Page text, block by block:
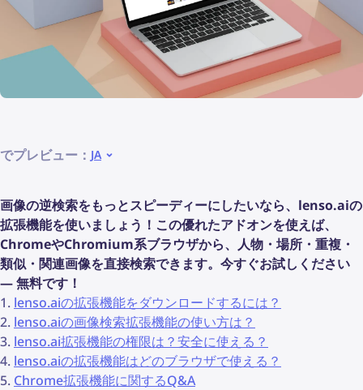
でプレビュー： JA
画像の逆検索をもっとスピーディーにしたいなら、lenso.aiの
拡張機能を使いましょう！この優れたアドオンを使えば、
ChromeやChromium系ブラウザから、人物・場所・重複・
類似・関連画像を直接検索できます。今すぐお試しください
― 無料です！
1. lenso.aiの拡張機能をダウンロードするには？
2. lenso.aiの画像検索拡張機能の使い方は？
3. lenso.ai拡張機能の権限は？安全に使える？
4. lenso.aiの拡張機能はどのブラウザで使える？
5. Chrome拡張機能に関するQ&A